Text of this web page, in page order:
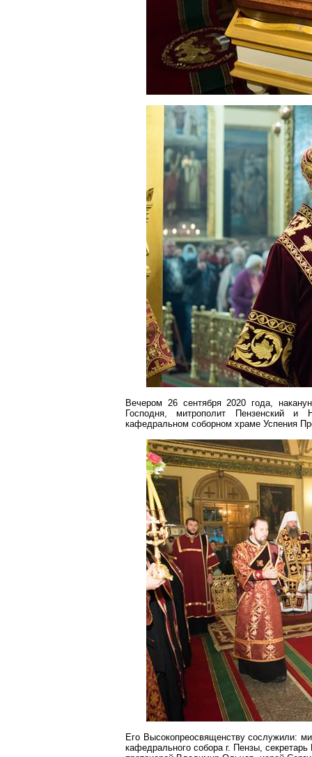
Вечером 26 сентября 2020 года,
Господня, митрополит Пензенский и
кафедральном соборном храме Успения
Его Высокопреосвященству сослужили:
кафедрального собора г. Пензы, секретарь